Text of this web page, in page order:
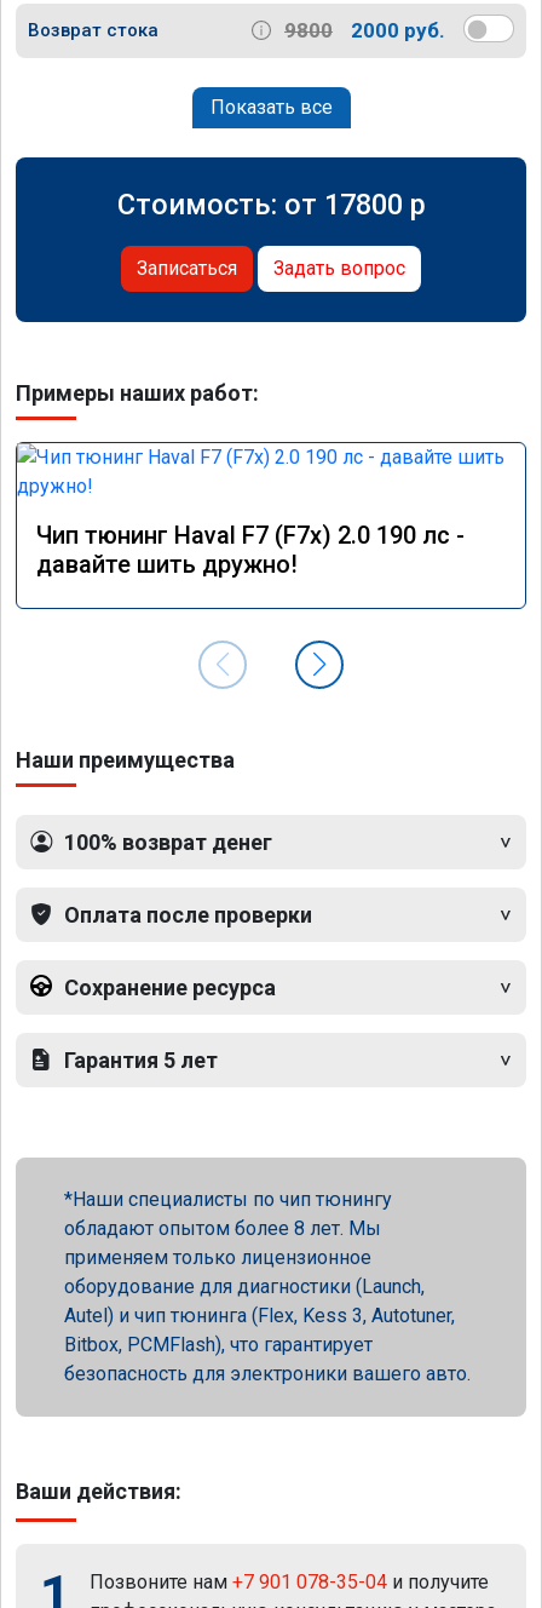
Возврат стока 9800 2000 руб.
Показать все
Стоимость: от 17800 p
Записаться Задать вопрос
Примеры наших работ:
Чип тюнинг Haval F7 (F7x) 2.0 190 лс -
давайте шить дружно!
Наши преимущества
100% возврат денег
Оплата после проверки
Сохранение ресурса
Гарантия 5 лет
Наши специалисты по чип тюнингу
обладают опытом более 8 лет. Мы
применяем только лицензионное
оборудование для диагностики (Launch,
Autel) и чип тюнинга (Flex, Kess 3, Autotuner,
Bitbox, PCMFlash), что гарантирует
безопасность для электроники вашего авто.
Ваши действия:
1 Позвоните нам +7 901 078-35-04 и получите